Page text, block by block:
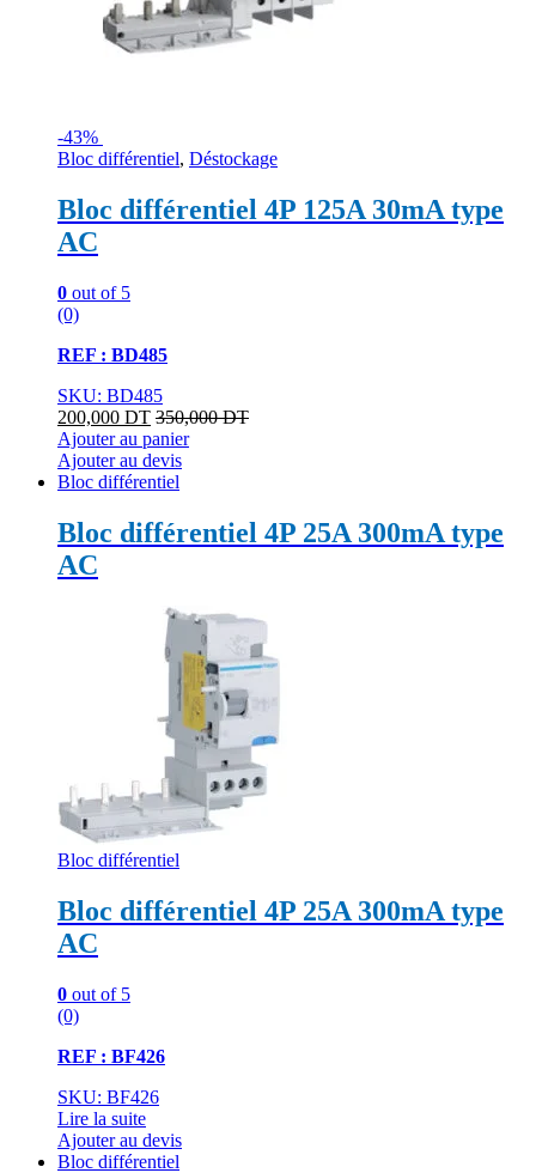
-43%
Bloc différentiel, Déstockage
Bloc différentiel 4P 125A 30mA type
AC
0 out of 5
(0)
REF : BD485
SKU: BD485
200,000 DT 350,000DT
Ajouter au panier
Ajouter au devis
Bloc différentiel
Bloc différentiel 4P 25A 300mA type
AC
Bloc différentiel
Bloc différentiel 4P 25A 300mA type
AC
0 out of 5
(0)
REF : BF426
SKU: BF426
Lire la suite
Ajouter au devis
Bloc différentiel